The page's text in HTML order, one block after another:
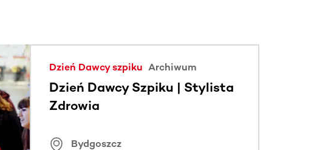
Dzień Dawcy szpiku Archiwum
Dzień Dawcy Szpiku | Stylista
Zdrowia
Bydgoszcz